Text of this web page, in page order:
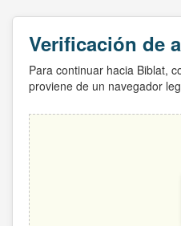
Verificación de
Para continuar hacia Biblat,
proviene de un navegador